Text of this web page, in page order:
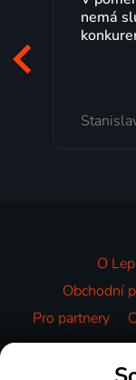
nemá
Stanislav
O
Obchodní
Pro partnery